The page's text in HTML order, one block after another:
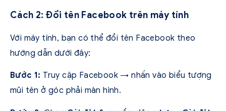
Cách 2: Đổi tên Facebook trên máy tính
Với máy tính, bạn có thể đổi tên Facebook theo
hướng dẫn dưới đây:
Bước 1: Truy cập Facebook → nhấn vào biểu tượng
mũi tên ở góc phải màn hình.